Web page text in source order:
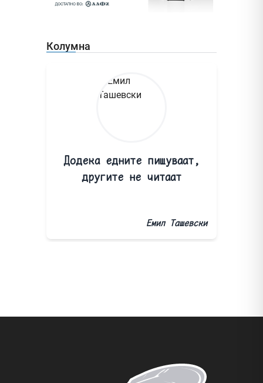
Колумна
Додека едните пишуваат,
другите не читаат
Емил Ташевски